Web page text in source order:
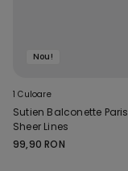
Nou!
1 Culoare
Sutien Balconette Paris
Sheer Lines
99,90 RON